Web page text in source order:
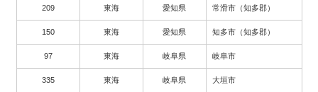
209 東海 愛知県 常滑市（知多郡）
150 東海 愛知県 知多市（知多郡）
97 東海 岐阜県 岐阜市
335 東海 岐阜県 大垣市